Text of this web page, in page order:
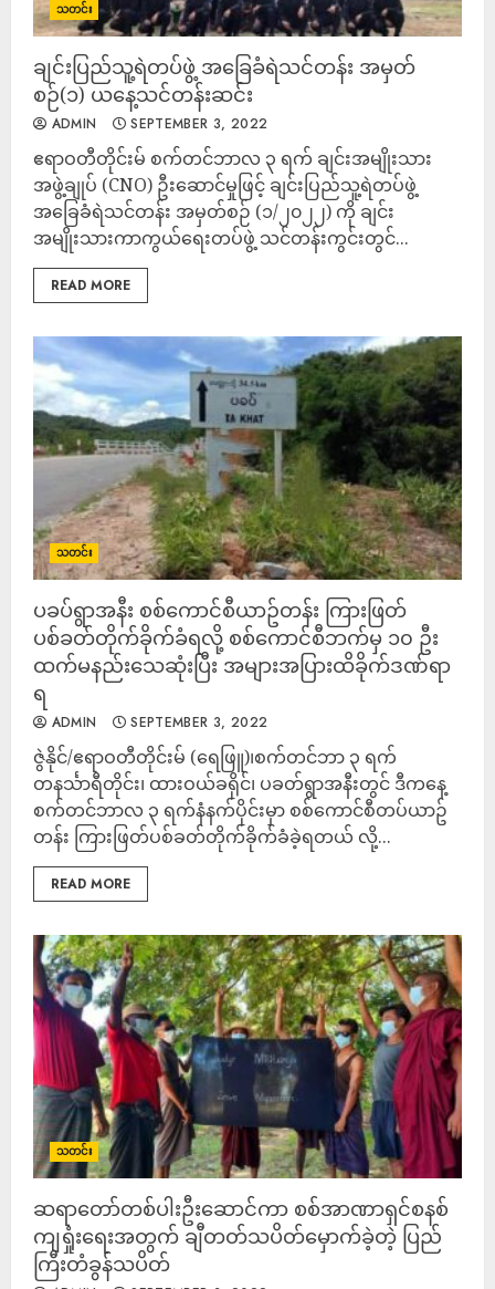
သတင်း
ချင်းပြည်သူ့ရဲတပ်ဖွဲ့ အခြေခံရဲသင်တန်း အမှတ်
စဉ်(၁) ယနေ့သင်တန်းဆင်း
ADMIN SEPTEMBER 3, 2022
ဧရာဝတီတိုင်းမ် စက်တင်ဘာလ ၃ ရက် ချင်းအမျိုးသား
အဖွဲ့ချုပ် (CNO) ဦးဆောင်မှုဖြင့် ချင်းပြည်သူ့ရဲတပ်ဖွဲ့
အခြေခံရဲသင်တန်း အမှတ်စဉ် (၁/၂၀၂၂) ကို ချင်း
အမျိုးသားကာကွယ်ရေးတပ်ဖွဲ့ သင်တန်းကွင်းတွင်...
READ MORE
သတင်း
ပခပ်ရွာအနီး စစ်ကောင်စီယာဥ်တန်း ကြားဖြတ်
ပစ်ခတ်တိုက်ခိုက်ခံရလို့ စစ်ကောင်စီဘက်မှ ၁၀ ဦး
ထက်မနည်းသေဆုံးပြီး အများအပြားထိခိုက်ဒဏ်ရာ
ရ
ADMIN SEPTEMBER 3, 2022
ဇွဲနိုင်/ဧရာဝတီတိုင်းမ် (ရေဖြူ)၊စက်တင်ဘာ ၃ ရက်
တနင်္သာရီတိုင်း၊ ထားဝယ်ခရိုင်၊ ပခတ်ရွာအနီးတွင် ဒီကနေ့
စက်တင်ဘာလ ၃ ရက်နံနက်ပိုင်းမှာ စစ်ကောင်စီတပ်ယာဥ်
တန်း ကြားဖြတ်ပစ်ခတ်တိုက်ခိုက်ခံခဲ့ရတယ် လို့...
READ MORE
သတင်း
ဆရာတော်တစ်ပါးဦးဆောင်ကာ စစ်အာဏာရှင်စနစ်
ကျရှုံးရေးအတွက် ချီတတ်သပိတ်မှောက်ခဲ့တဲ့ ပြည်
ကြီးတံခွန်သပိတ်